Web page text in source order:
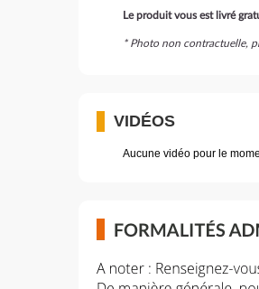
Le produit vous est livré
* Photo non contractuelle,
VIDÉOS
Aucune vidéo pour le